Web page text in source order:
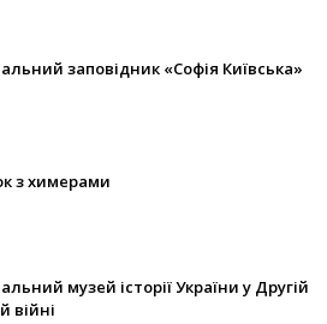
заповідник «Софія Київська»
з химерами
музей історії України у Другій
війні